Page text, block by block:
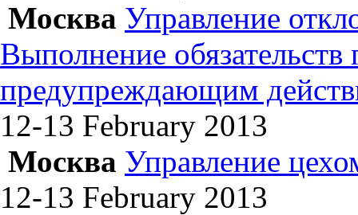
Москва Управление
Выполнение
предупреждающим
12-13 February 2013
Москва Управление
12-13 February 2013